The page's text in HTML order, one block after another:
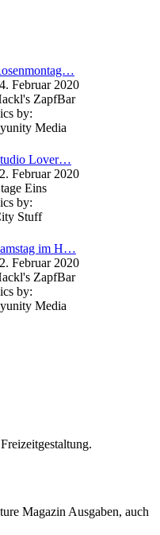
Februar 2020
ZapfBar
by:
Media
Lover…
Februar 2020
Eins
by:
Stuff
im H…
Februar 2020
ZapfBar
by:
Media
Magazin Ausgaben, auch